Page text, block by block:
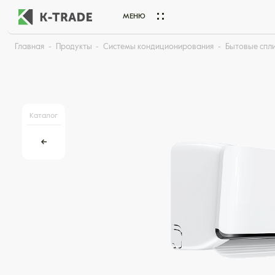
МЕНЮ
Главная Продукты Системы кондиционирования Бытовые
Каталог